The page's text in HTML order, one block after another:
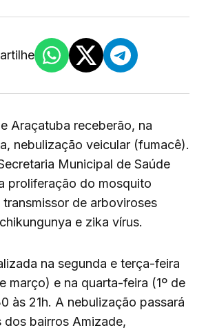
Araçatuba receberão, na
nebulização veicular (fumacê).
Municipal de Saúde
proliferação do mosquito
de arboviroses
e zika vírus.
na segunda e terça-feira
março) e na quarta-feira (1º de
às 21h. A nebulização passará
dos bairros Amizade,